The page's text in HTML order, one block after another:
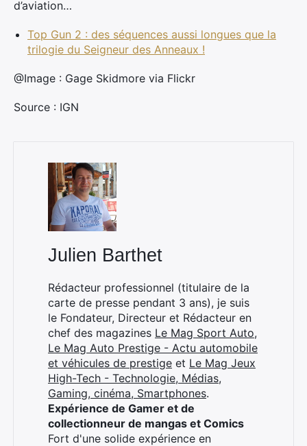
d’aviation…
Top Gun 2 : des séquences aussi longues que la
trilogie du Seigneur des Anneaux !
@Image : Gage Skidmore via Flickr
Source : IGN
Julien Barthet
Rédacteur professionnel (titulaire de la
carte de presse pendant 3 ans), je suis
le Fondateur, Directeur et Rédacteur en
chef des magazines Le Mag Sport Auto,
Le Mag Auto Prestige - Actu automobile
et véhicules de prestige et Le Mag Jeux
High-Tech - Technologie, Médias,
Gaming, cinéma, Smartphones.
Expérience de Gamer et de
collectionneur de mangas et Comics
Fort d'une solide expérience en